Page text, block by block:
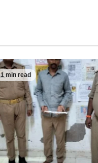
1 min read